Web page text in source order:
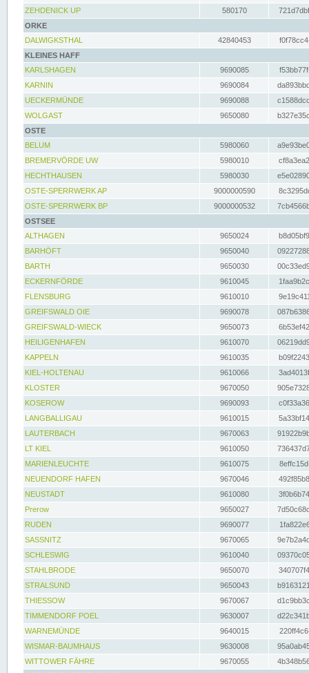
ZEHDENICK UP
580170
ORKE
DALWIGKSTHAL
42840453
KLEINES HAFF
KARLSHAGEN
9690085
KARNIN
9690084
UECKERMÜNDE
9690088
WOLGAST
9650080
OSTE
BELUM
5980060
BREMERVÖRDE UW
5980010
HECHTHAUSEN
5980030
OSTE-SPERRWERK AP
9000000590
OSTE-SPERRWERK BP
9000000532
OSTSEE
ALTHAGEN
9650024
BARHÖFT
9650040
BARTH
9650030
ECKERNFÖRDE
9610045
FLENSBURG
9610010
GREIFSWALD OIE
9690078
GREIFSWALD-WIECK
9650073
HEILIGENHAFEN
9610070
KAPPELN
9610035
KIEL-HOLTENAU
9610066
KLOSTER
9670050
KOSEROW
9690093
LANGBALLIGAU
9610015
LAUTERBACH
9670063
LT KIEL
9610050
MARIENLEUCHTE
9610075
NEUENDORF HAFEN
9670046
NEUSTADT
9610080
Prerow
9650027
RUDEN
9690077
SASSNITZ
9670065
SCHLESWIG
9610040
STAHLBRODE
9650070
STRALSUND
9650043
THIESSOW
9670067
TIMMENDORF POEL
9630007
WARNEMÜNDE
9640015
WISMAR-BAUMHAUS
9630008
WITTOWER FÄHRE
9670055